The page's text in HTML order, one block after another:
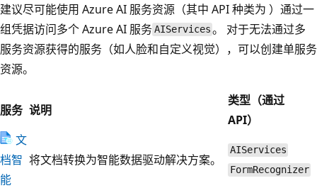
建议尽可能使用 Azure AI 服务资源（其中 API 种类为 ）通过一
组凭据访问多个 Azure AI 服务AIServices 。 对于无法通过多
服务资源获得的服务（如人脸和自定义视觉），可以创建单服务
资源。
服务 说明
类型（通过
API）
文
档智
能
将文档转换为智能数据驱动解决方案。
AIServices
FormRecognizer